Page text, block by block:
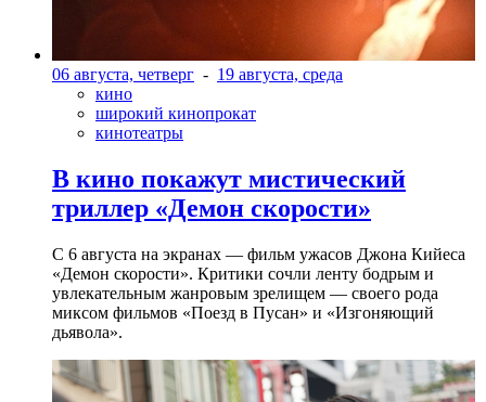
06 августа, четверг - 19 августа, среда
кино
широкий кинопрокат
кинотеатры
В кино покажут мистический
триллер «Демон скорости»
С 6 августа на экранах — фильм ужасов Джона Кийеса
«Демон скорости». Критики сочли ленту бодрым и
увлекательным жанровым зрелищeм — своего рода
миксом фильмов «Поезд в Пусан» и «Изгоняющий
дьявола».